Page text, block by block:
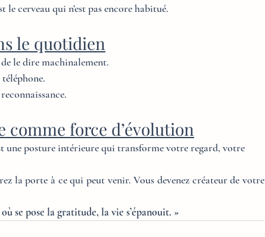
le cerveau qui n’est pas encore habitué.
le quotidien
le dire machinalement.
force d’évolution
une posture intérieure qui transforme votre regard, votre
la porte à ce qui peut venir. Vous devenez créateur de votre
se pose la gratitude, la vie s’épanouit. »